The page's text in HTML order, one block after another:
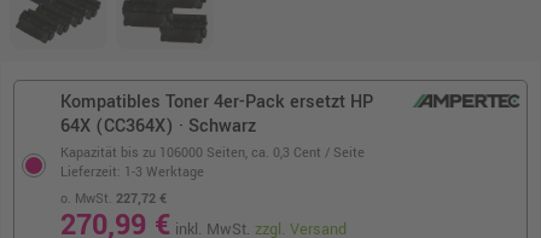
Kompatibles Toner 4er-Pack ersetzt HP
64X (CC364X) · Schwarz
Kapazität bis zu 106000 Seiten, ca. 0,3 Cent / Seite
o. MwSt. 227,72 €
270,99 € inkl. MwSt.zzgl. Versand
Lieferzeit: 1-3 Werktage